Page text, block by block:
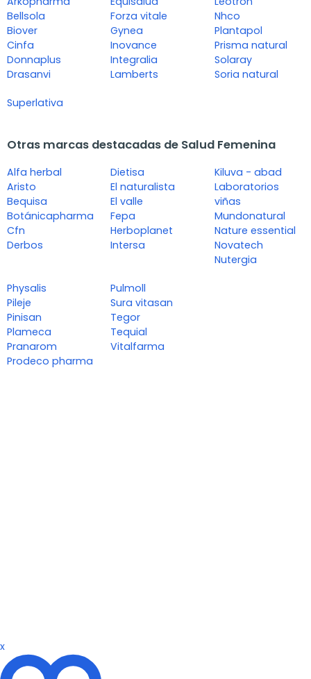
Bellsola
Biover
Cinfa
Donnaplus
Drasanvi
Forza vitale
Gynea
Inovance
Integralia
Lamberts
Nhco
Plantapol
Prisma natural
Solaray
Soria natural
Superlativa
Otras marcas destacadas de Salud Femenina
Alfa herbal
Aristo
Bequisa
Botánicapharma
Cfn
Derbos
Dietisa
El naturalista
El valle
Fepa
Herboplanet
Intersa
Kiluva - abad
Laboratorios
viñas
Mundonatural
Nature essential
Novatech
Nutergia
Physalis
Pileje
Pinisan
Plameca
Pranarom
Prodeco pharma
Pulmoll
Sura vitasan
Tegor
Tequial
Vitalfarma
x